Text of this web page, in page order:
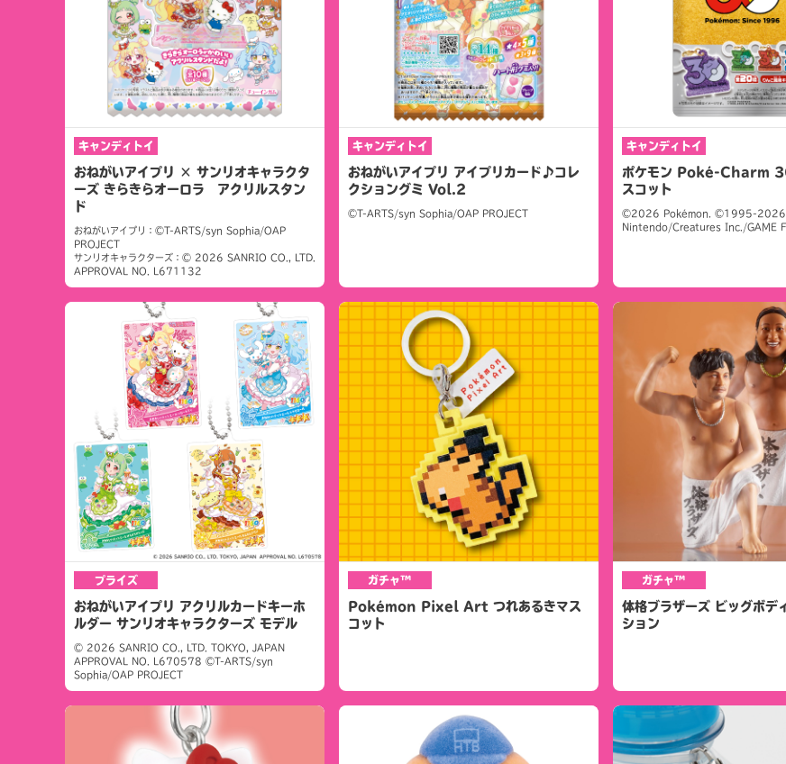
キャンディトイ
おねがいアイプリ × サンリオキャラクタ
ーズ きらきらオーロラ アクリルスタン
ド
おねがいアイプリ：©T-ARTS/syn Sophia/OAP
PROJECT
サンリオキャラクターズ：© 2026 SANRIO CO., LTD.
APPROVAL NO. L671132
キャンディトイ
おねがいアイプリ アイプリカード♪コレ
クショングミ Vol.2
©T-ARTS/syn Sophia/OAP PROJECT
キャンディトイ
ポケモン Poké-Charm
スコット
©2026 Pokémon. ©1995-2026
Nintendo/Creatures Inc./GAME
プライズ
おねがいアイプリ アクリルカードキーホ
ルダー サンリオキャラクターズ モデル
© 2026 SANRIO CO., LTD. TOKYO, JAPAN
APPROVAL NO. L670578 ©T-ARTS/syn
Sophia/OAP PROJECT
ガチャ™
Pokémon Pixel Art つれあるきマス
コット
ガチャ™
体格ブラザーズ ビッグボデ
ション